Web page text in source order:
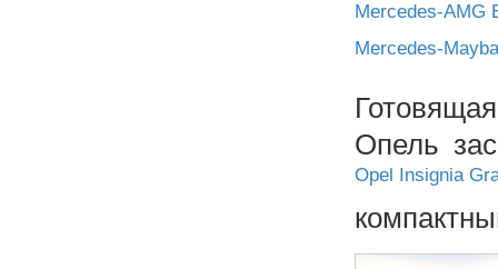
Mercedes-AMG
Mercedes-
Опель
Opel Insignia